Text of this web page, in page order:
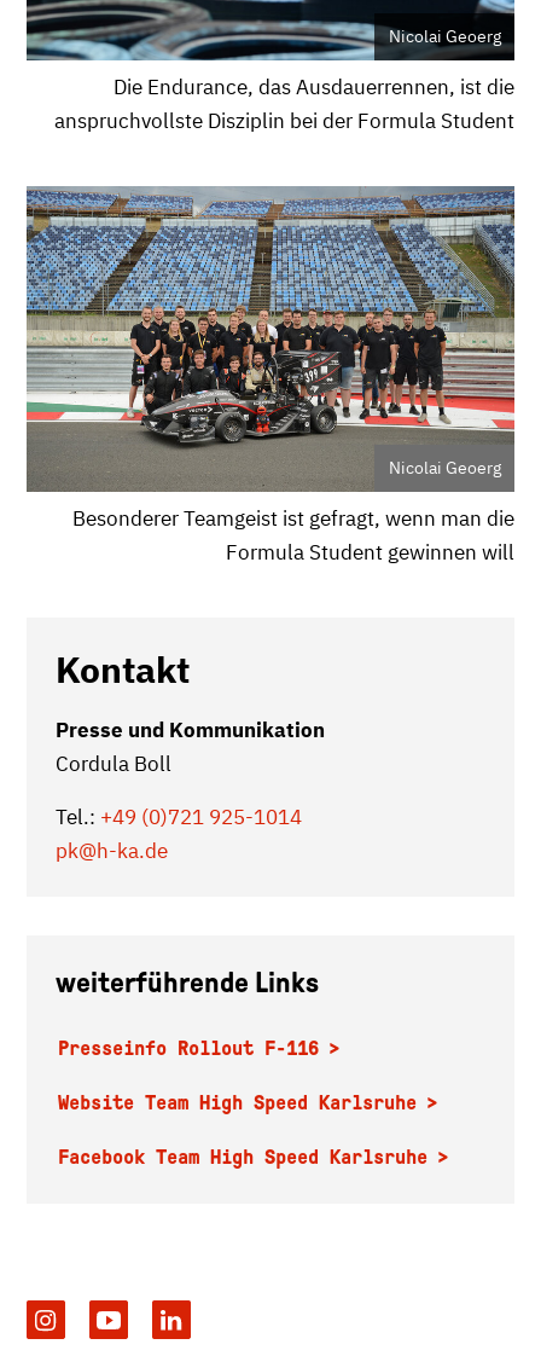
Nicolai Geoerg
Die Endurance, das Ausdauerrennen, ist die
anspruchvollste Disziplin bei der Formula Student
Nicolai Geoerg
Besonderer Teamgeist ist gefragt, wenn man die
Formula Student gewinnen will
Kontakt
Presse und Kommunikation
Cordula Boll
Tel.: +49 (0)721 925-1014
pk@h-ka.de
weiterführende Links
Presseinfo Rollout F-116
Website Team High Speed Karlsruhe
Facebook Team High Speed Karlsruhe